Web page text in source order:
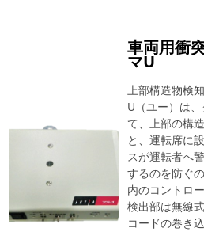
車両用衝
マU
上部構造物検
U（ユー）は
て、上部の構
と、運転席に
スが運転者へ
するのを防ぐ
内のコントロ
検出部は無線
コードの巻き